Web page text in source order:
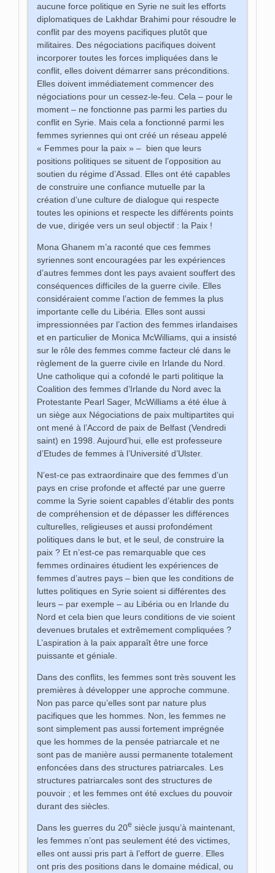
aucune force politique en Syrie ne suit les efforts
diplomatiques de Lakhdar Brahimi pour résoudre le
conflit par des moyens pacifiques plutôt que
militaires. Des négociations pacifiques doivent
incorporer toutes les forces impliquées dans le
conflit, elles doivent démarrer sans préconditions.
Elles doivent immédiatement commencer des
négociations pour un cessez-le-feu. Cela – pour le
moment – ne fonctionne pas parmi les parties du
conflit en Syrie. Mais cela a fonctionné parmi les
femmes syriennes qui ont créé un réseau appelé
« Femmes pour la paix » – bien que leurs
positions politiques se situent de l’opposition au
soutien du régime d’Assad. Elles ont été capables
de construire une confiance mutuelle par la
création d’une culture de dialogue qui respecte
toutes les opinions et respecte les différents points
de vue, dirigée vers un seul objectif : la Paix !
Mona Ghanem m’a raconté que ces femmes
syriennes sont encouragées par les expériences
d’autres femmes dont les pays avaient souffert des
conséquences difficiles de la guerre civile. Elles
considéraient comme l’action de femmes la plus
importante celle du Libéria. Elles sont aussi
impressionnées par l’action des femmes irlandaises
et en particulier de Monica McWilliams, qui a insisté
sur le rôle des femmes comme facteur clé dans le
règlement de la guerre civile en Irlande du Nord.
Une catholique qui a cofondé le parti politique la
Coalition des femmes d’Irlande du Nord avec la
Protestante Pearl Sager, McWilliams a été élue à
un siège aux Négociations de paix multipartites qui
ont mené à l’Accord de paix de Belfast (Vendredi
saint) en 1998. Aujourd’hui, elle est professeure
d’Etudes de femmes à l’Université d’Ulster.
N’est-ce pas extraordinaire que des femmes d’un
pays en crise profonde et affecté par une guerre
comme la Syrie soient capables d’établir des ponts
de compréhension et de dépasser les différences
culturelles, religieuses et aussi profondément
politiques dans le but, et le seul, de construire la
paix ? Et n’est-ce pas remarquable que ces
femmes ordinaires étudient les expériences de
femmes d’autres pays – bien que les conditions de
luttes politiques en Syrie soient si différentes des
leurs – par exemple – au Libéria ou en Irlande du
Nord et cela bien que leurs conditions de vie soient
devenues brutales et extrêmement compliquées ?
L’aspiration à la paix apparaît être une force
puissante et géniale.
Dans des conflits, les femmes sont très souvent les
premières à développer une approche commune.
Non pas parce qu’elles sont par nature plus
pacifiques que les hommes. Non, les femmes ne
sont simplement pas aussi fortement imprégnée
que les hommes de la pensée patriarcale et ne
sont pas de manière aussi permanente totalement
enfoncées dans des structures patriarcales. Les
structures patriarcales sont des structures de
pouvoir ; et les femmes ont été exclues du pouvoir
durant des siècles.
Dans les guerres du 20e siècle jusqu’à maintenant,
les femmes n’ont pas seulement été des victimes,
elles ont aussi pris part à l’effort de guerre. Elles
ont pris des positions dans le domaine médical, ou